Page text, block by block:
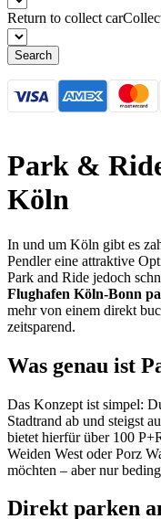
Return to collect car
Search
Park &
Köln
In und um Köln gibt es
Pendler eine attraktive
Park and Ride jedoch
Flughafen Köln-Bonn
mehr von einem direkt
zeitsparend.
Was genau ist
Das Konzept ist simpel:
Stadtrand ab und steigst
bietet hierfür über 100
Weiden West oder Porz
möchten – aber nur
Direkt parken